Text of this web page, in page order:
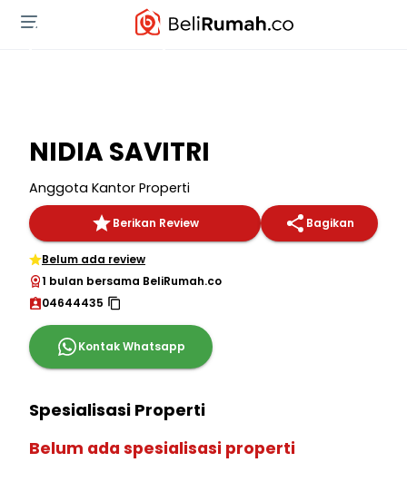
NIDIA SAVITRI
Anggota Kantor Properti
Berikan Review Bagikan
Belum ada review
1 bulan bersama BeliRumah.co
04644435
Kontak Whatsapp
Spesialisasi Properti
Belum ada spesialisasi properti